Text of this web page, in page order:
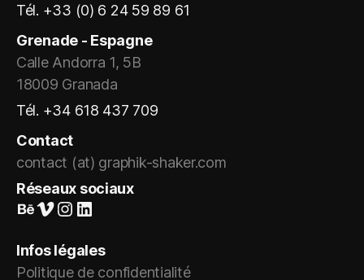
Tél. +33 (0) 6 24 59 89 61
Grenade - Espagne
Calle Andorra 1, 5B
18009 Granada
Tél. +34 618 437 709
Contact
contact (at) graphik-shaker.com
Réseaux sociaux
Suivez-nous sur Behance
Vimeo
Instagram
LinkedIn
Infos légales
Politique de confidentialité